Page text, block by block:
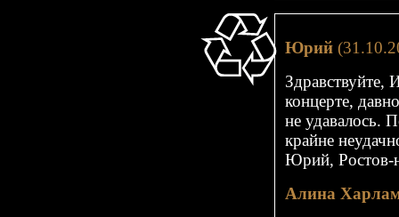
Юрий
концерте,
не удавалось.
крайне
Юрий,
Алина